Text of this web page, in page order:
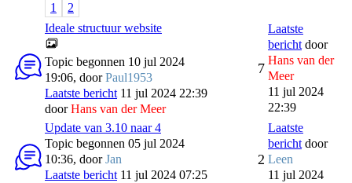
1
2
Ideale structuur website
Topic begonnen 10 jul 2024
19:06, doorPaul1953
Laatste bericht 11 jul 2024 22:39
doorHans van der Meer
7
Laatste
bericht door
Hans van der
Meer
11 jul 2024
22:39
Update van 3.10 naar 4
Topic begonnen 05 jul 2024
10:36, doorJan
Laatste bericht 11 jul 2024 07:25
2
Laatste
bericht door
Leen
11 jul 2024